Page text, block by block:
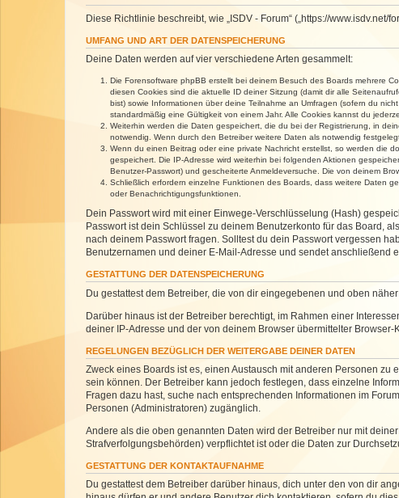
Diese Richtlinie beschreibt, wie „ISDV - Forum“ („https://
UMFANG UND ART DER DATENSPEICHERUNG
Deine Daten werden auf vier verschiedene Arten gesammelt:
Die Forensoftware phpBB erstellt bei deinem Besuch des Boards mehrere
diesen Cookies sind die aktuelle ID deiner Sitzung (damit dir alle
bist) sowie Informationen über deine Teilnahme an Umfragen (sofern du
standardmäßig eine Gültigkeit von einem Jahr. Alle Cookies kannst du
Weiterhin werden die Daten gespeichert, die du bei der Registrierung, in
notwendig. Wenn durch den Betreiber weitere Daten als notwendig
Wenn du einen Beitrag oder eine private Nachricht erstellst, so werden die
gespeichert. Die IP-Adresse wird weiterhin bei folgenden Aktionen
Benutzer-Passwort) und gescheiterte Anmeldeversuche. Die von deinem
Schließlich erfordern einzelne Funktionen des Boards, dass weitere Daten
oder Benachrichtigungsfunktionen.
Dein Passwort wird mit einer Einwege-Verschlüsselung (Hash)
Passwort ist dein Schlüssel zu deinem Benutzerkonto für das Board,
nach deinem Passwort fragen. Solltest du dein Passwort vergessen
Benutzernamen und deiner E-Mail-Adresse und sendet anschließend
GESTATTUNG DER DATENSPEICHERUNG
Du gestattest dem Betreiber, die von dir eingegebenen und oben
Darüber hinaus ist der Betreiber berechtigt, im Rahmen einer
deiner IP-Adresse und der von deinem Browser übermittelter
REGELUNGEN BEZÜGLICH DER WEITERGABE DEINER DATEN
Zweck eines Boards ist es, einen Austausch mit anderen Personen
sein können. Der Betreiber kann jedoch festlegen, dass einzelne
Fragen dazu hast, suche nach entsprechenden Informationen im
Personen (Administratoren) zugänglich.
Andere als die oben genannten Daten wird der Betreiber nur mit
Strafverfolgungsbehörden) verpflichtet ist oder die Daten zur
GESTATTUNG DER KONTAKTAUFNAHME
Du gestattest dem Betreiber darüber hinaus, dich unter den von dir